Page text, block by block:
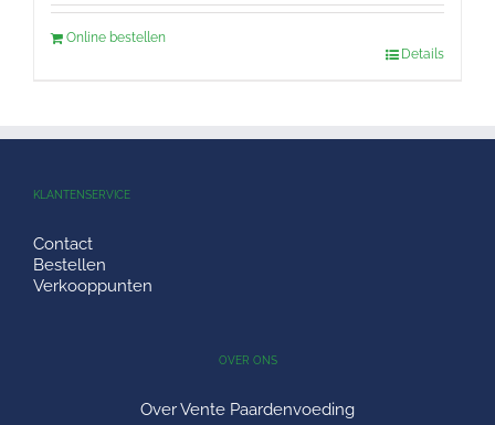
Online bestellen
Details
KLANTENSERVICE
Contact
Bestellen
Verkooppunten
OVER ONS
Over Vente Paardenvoeding